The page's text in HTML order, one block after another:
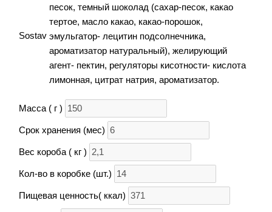
Sostav
песок, темный шоколад (сахар-песок, какао
тертое, масло какао, какао-порошок,
эмульгатор- лецитин подсолнечника,
ароматизатор натуральный), желирующий
агент- пектин, регуляторы кисотности- кислота
лимонная, цитрат натрия, ароматизатор.
Масса ( г )
Срок хранения (мес)
Вес короба ( кг )
Кол-во в коробке (шт.)
Пищевая ценность( ккал)